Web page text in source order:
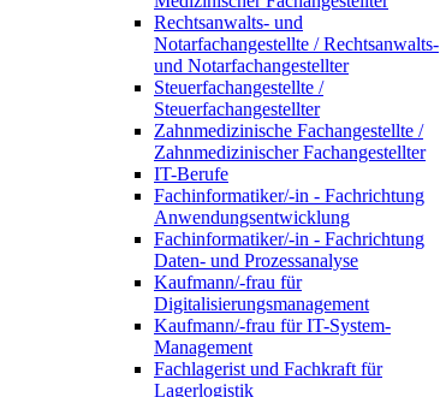
Rechtsanwalts- und
Notarfachangestellte / Rechtsanwalts-
und Notarfachangestellter
Steuerfachangestellte /
Steuerfachangestellter
Zahnmedizinische Fachangestellte /
Zahnmedizinischer Fachangestellter
IT-Berufe
Fachinformatiker/-in - Fachrichtung
Anwendungsentwicklung
Fachinformatiker/-in - Fachrichtung
Daten- und Prozessanalyse
Kaufmann/-frau für
Digitalisierungsmanagement
Kaufmann/-frau für IT-System-
Management
Fachlagerist und Fachkraft für
Lagerlogistik